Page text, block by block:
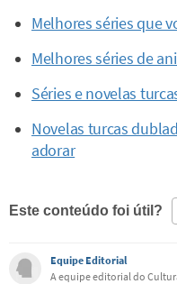
Melhores séries que
Melhores séries de
Séries e novelas
Novelas turcas
adorar
Este conteúdo foi útil?
Este conteúdo contém
Equipe Editorial
A equipe editorial do